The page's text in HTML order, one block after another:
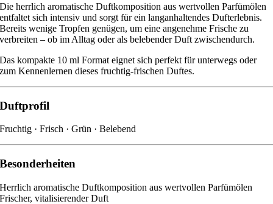
Die herrlich aromatische Duftkomposition aus wertvollen Parfümölen
entfaltet sich intensiv und sorgt für ein langanhaltendes Dufterlebnis.
Bereits wenige Tropfen genügen, um eine angenehme Frische zu
verbreiten – ob im Alltag oder als belebender Duft zwischendurch.
Das kompakte 10 ml Format eignet sich perfekt für unterwegs oder
zum Kennenlernen dieses fruchtig-frischen Duftes.
Duftprofil
Fruchtig · Frisch · Grün · Belebend
Besonderheiten
Herrlich aromatische Duftkomposition aus wertvollen Parfümölen
Frischer, vitalisierender Duft